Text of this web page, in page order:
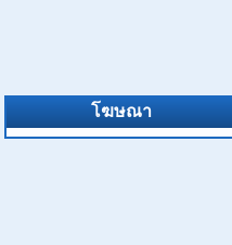
โฆษณา